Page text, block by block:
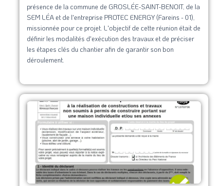
présence de la commune de GROSLÉE-SAINT-BENOIT, de la
SEM LÉA et de l'entreprise PROTEC ENERGY (Fareins - 01),
missionnée pour ce projet. L'objectif de cette réunion était de
définir les modalités d'exécution des travaux et de préciser
les étapes clés du chantier afin de garantir son bon
déroulement.